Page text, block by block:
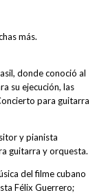
más.
donde conoció al
su ejecución, las
para guitarra
y pianista
guitarra y orquesta.
del filme cubano
Félix Guerrero;